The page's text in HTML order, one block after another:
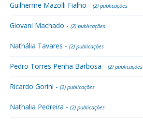
Guilherme Mazolli Fialho - (2) publicações
Giovani Machado - (2) publicações
Nathália Tavares - (2) publicações
Pedro Torres Penha Barbosa - (2) publicações
Ricardo Gorini - (2) publicações
Nathalia Pedreira - (2) publicações